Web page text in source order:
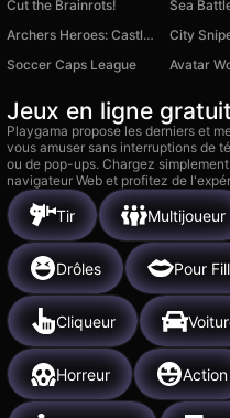
Cut the Brainrots!
Sea
Archers Heroes: Castle War
City
Soccer Caps League
Avatar
Jeux en ligne
Playgama propose les derniers et
vous amuser sans interruptions de
ou de pop-ups. Chargez
navigateur Web et profitez de
Tir Multijoueur
Drôles Pour
Cliqueur
Horreur Action